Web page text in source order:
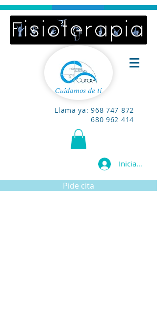
Cuidamos de ti
Llama ya:968 747 872
680 962 414
Iniciar
Pide cita